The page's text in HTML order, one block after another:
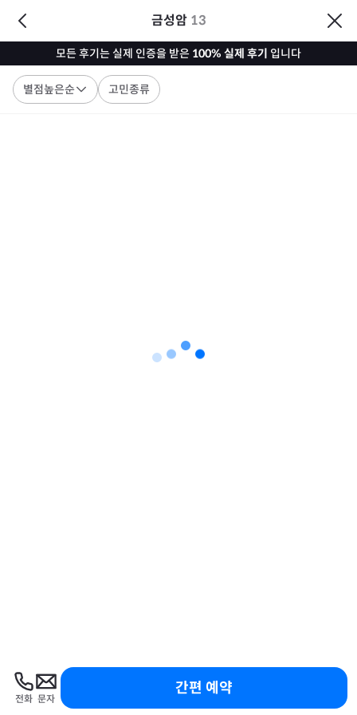
금성암 13
모든 후기는 실제 인증을 받은 100% 실제 후기 입니다
별점높은순 고민종류
전화 문자
간편 예약